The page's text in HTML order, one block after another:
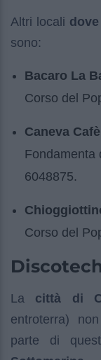
Altri locali
sono:
Bacaro La
Corso del
Caneva
Fondamenta
6048875.
Corso del
La città di
entroterra)
parte di